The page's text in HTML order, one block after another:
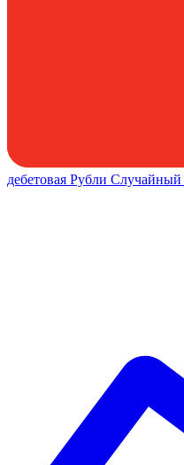
дебетовая Рубли Случайный